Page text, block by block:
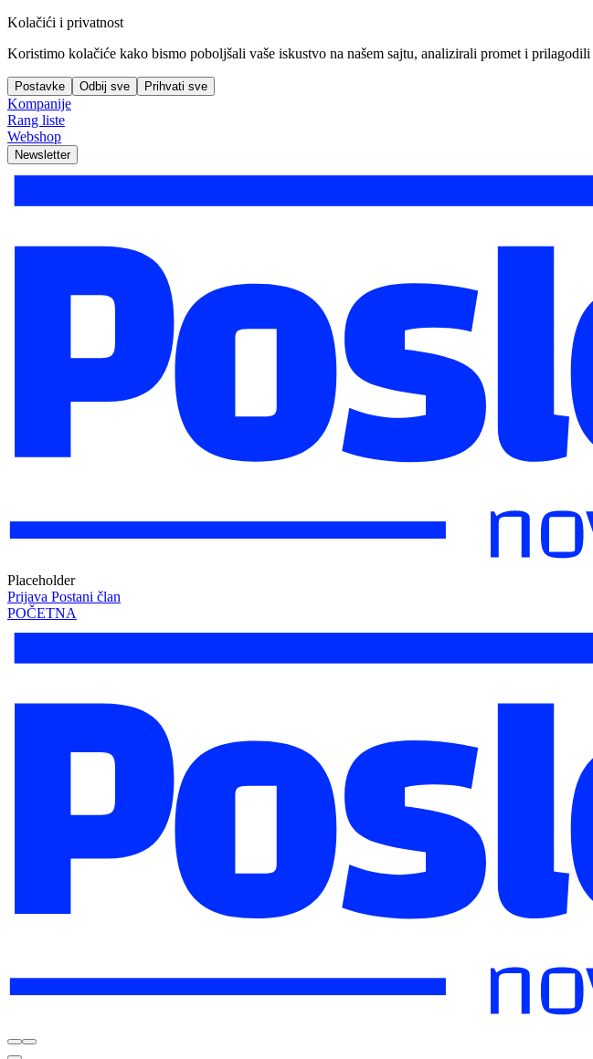
Kolačići i privatnost
Koristimo kolačiće kako bismo poboljšali vaše iskustvo na našem sajtu, analizirali promet i
Postavke Odbij sve Prihvati sve
Kompanije
Rang liste
Webshop
Newsletter
Placeholder
Prijava Postani član
POČETNA